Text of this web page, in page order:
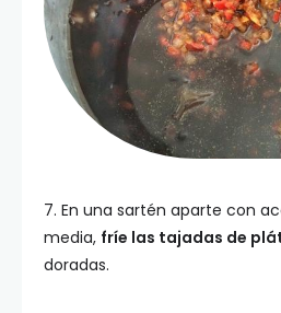
7. En una sartén aparte con
media, fríe las tajadas de
doradas.